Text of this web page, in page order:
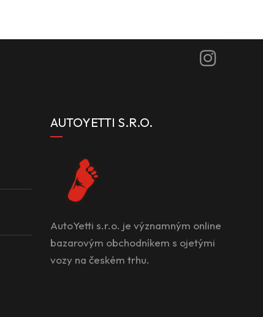
AUTOYETTI S.R.O.
AutoYetti s.r.o. je významným online
bazarovým obchodníkem s ojetými
vozy na českém trhu.